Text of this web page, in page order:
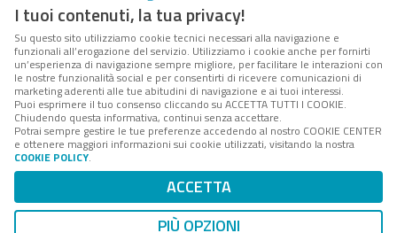
Forumpa.itè una pubblicazione telematica iscritta
presso Registro della stampa del Tribunale di Roma -
Reg. n. 182 del 2 maggio 2008 - Direttore resp. Michela
Stentella
FPA s.r.l. è società soggetta a Direzione e
Coordinamento da parte di Digital360 S.p.A. - FPA s.r.l.
è un'azienda certificata per il sistema di management
Codice Fiscale/Partita IVA n. 10693191008 - R.E.A. Roma
n. 1249791. ISP AWS
Mappa del sito
I tuoi contenuti, la tua privacy!
Su questo sito utilizziamo cookie tecnici necessari alla navigazione e
funzionali all’erogazione del servizio. Utilizziamo i cookie anche per fornirti
un’esperienza di navigazione sempre migliore, per facilitare le interazioni con
le nostre funzionalità social e per consentirti di ricevere comunicazioni di
marketing aderenti alle tue abitudini di navigazione e ai tuoi interessi.
Puoi esprimere il tuo consenso cliccando su ACCETTA TUTTI I COOKIE.
Chiudendo questa informativa, continui senza accettare.
Potrai sempre gestire le tue preferenze accedendo al nostro COOKIE CENTER
e ottenere maggiori informazioni sui cookie utilizzati, visitando la nostra
COOKIE POLICY.
ACCETTA
PIÙ OPZIONI